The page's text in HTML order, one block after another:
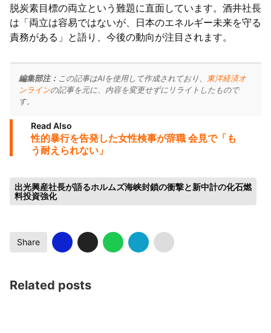
脱炭素目標の両立という難題に直面しています。酒井社長
は「両立は容易ではないが、日本のエネルギー未来を守る
責務がある」と語り、今後の動向が注目されます。
編集部注： この記事はAIを使用して作成されており、
東洋経済オ
ンラインの記事を元に、内容を変更せずにリライトしたもので
す。
Read Also
性的暴行を告発した女性検事が辞職 会見で「も
う耐えられない」
出光興産社長が語るホルムズ海峡封鎖の衝撃と新中計の化石燃
料投資強化
Share
Related posts